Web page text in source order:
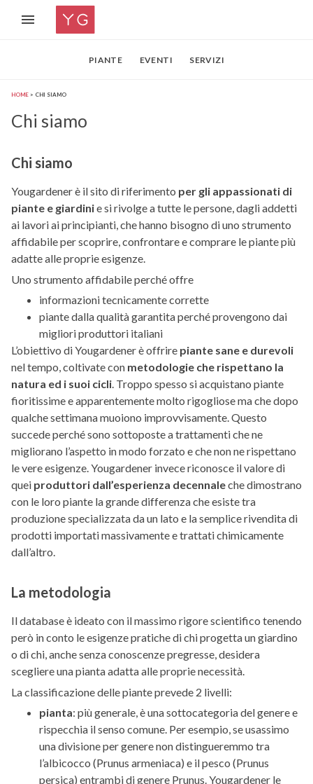
PIANTE EVENTI SERVIZI
HOME CHI SIAMO
Chi siamo
Chi siamo
Yougardener è il sito di riferimento per gli appassionati di
piante e giardinie si rivolge a tutte le persone, dagli addetti
ai lavori ai principianti, che hanno bisogno di uno strumento
affidabile per scoprire, confrontare e comprare le piante più
adatte alle proprie esigenze.
Uno strumento affidabile perché offre
informazioni tecnicamente corrette
piante dalla qualità garantita perché provengono dai
migliori produttori italiani
L’obiettivo di Yougardener è offrire piante sane e durevoli
nel tempo, coltivate con metodologie che rispettano la
natura ed i suoi cicli. Troppo spesso si acquistano piante
fioritissime e apparentemente molto rigogliose ma che dopo
qualche settimana muoiono improvvisamente. Questo
succede perché sono sottoposte a trattamenti che ne
migliorano l’aspetto in modo forzato e che non ne rispettano
le vere esigenze. Yougardener invece riconosce il valore di
quei produttori dall’esperienza decennaleche dimostrano
con le loro piante la grande differenza che esiste tra
produzione specializzata da un lato e la semplice rivendita di
prodotti importati massivamente e trattati chimicamente
dall’altro.
La metodologia
Il database è ideato con il massimo rigore scientifico tenendo
però in conto le esigenze pratiche di chi progetta un giardino
o di chi, anche senza conoscenze pregresse, desidera
scegliere una pianta adatta alle proprie necessità.
La classificazione delle piante prevede 2 livelli:
pianta: più generale, è una sottocategoria del genere e
rispecchia il senso comune. Per esempio, se usassimo
una divisione per genere non distingueremmo tra
l’albicocco (Prunus armeniaca) e il pesco (Prunus
persica) entrambi di genere Prunus. Yougardener le